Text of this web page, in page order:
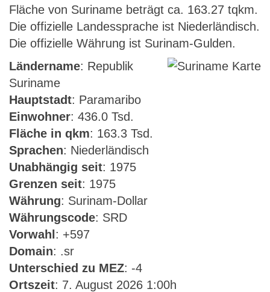
Fläche von Suriname beträgt ca. 163.27 tqkm.
Die offizielle Landessprache ist Niederländisch.
Die offizielle Währung ist Surinam-Gulden.
Ländername: Republik
Suriname
Hauptstadt: Paramaribo
Einwohner: 436.0 Tsd.
Fläche in qkm: 163.3 Tsd.
Sprachen: Niederländisch
Unabhängig seit: 1975
Grenzen seit: 1975
Währung: Surinam-Dollar
Währungscode: SRD
Vorwahl : +597
Domain: .sr
Unterschied zu MEZ: -4
Ortszeit: 7. August 2026 1:00h